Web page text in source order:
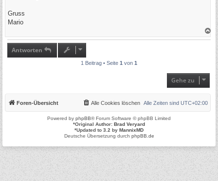
Gruss
Mario
N
Antworten
1 Beitrag • Seite 1 von 1
Gehe zu
Foren-Übersicht Alle Zeiten sind UTC+02:00
Alle Cookies löschen
Powered by phpBB® Forum Software © phpBB Limited
*Original Author: Brad Veryard
*Updated to 3.2 by MannixMD
Deutsche Übersetzung durch phpBB.de